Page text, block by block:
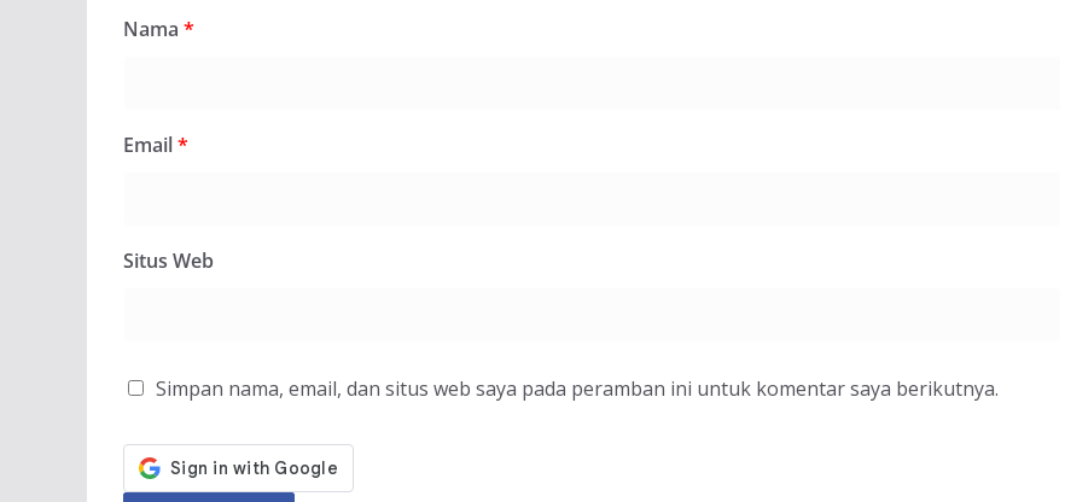
Nama *
Email*
Situs Web
Simpan nama, email, dan situs web saya pada peramban ini untuk komentar saya berikutnya.